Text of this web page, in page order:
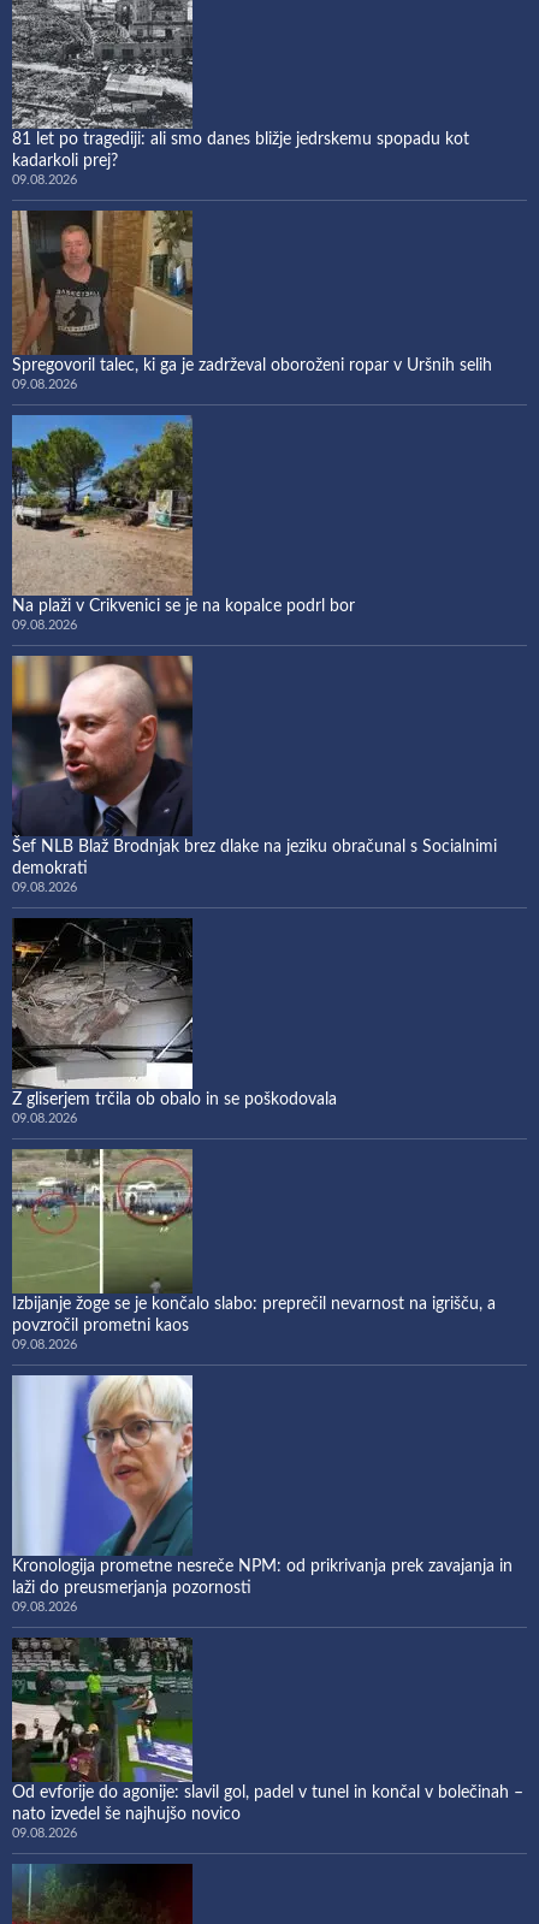
81 let po tragediji: ali smo danes bližje jedrskemu spopadu kot
kadarkoli prej?
09.08.2026
Spregovoril talec, ki ga je zadrževal oboroženi ropar v Uršnih selih
09.08.2026
Na plaži v Crikvenici se je na kopalce podrl bor
09.08.2026
Šef NLB Blaž Brodnjak brez dlake na jeziku obračunal s Socialnimi
demokrati
09.08.2026
Z gliserjem trčila ob obalo in se poškodovala
09.08.2026
Izbijanje žoge se je končalo slabo: preprečil nevarnost na igrišču, a
povzročil prometni kaos
09.08.2026
Kronologija prometne nesreče NPM: od prikrivanja prek zavajanja in
laži do preusmerjanja pozornosti
09.08.2026
Od evforije do agonije: slavil gol, padel v tunel in končal v bolečinah –
nato izvedel še najhujšo novico
09.08.2026